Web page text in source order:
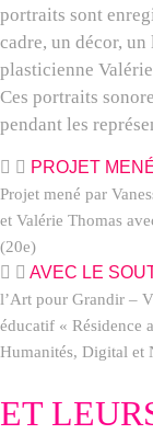
portraits sont
cadre, un décor,
plasticienne
Ces portraits
pendant les
PROJET
Projet mené par
et Valérie Thomas
(20e)
AVEC LE
l’Art pour Grandir –
éducatif « Résidence
Humanités, Digital et
ET